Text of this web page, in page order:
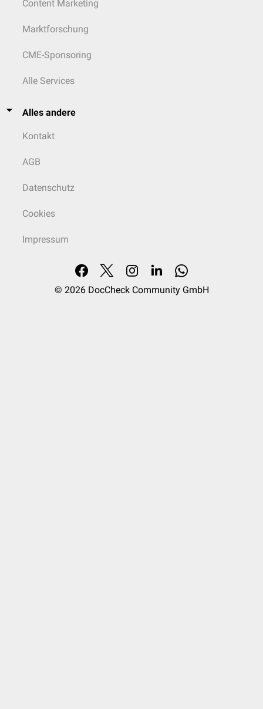
Content Marketing
Marktforschung
CME-Sponsoring
Alle Services
Alles andere
Kontakt
AGB
Datenschutz
Cookies
Impressum
© 2026 DocCheck Community GmbH